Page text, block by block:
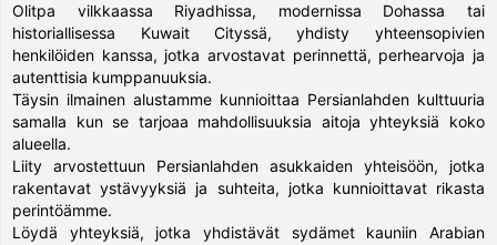
Olitpa vilkkaassa Riyadhissa, modernissa Dohassa tai
historiallisessa Kuwait Cityssä, yhdisty yhteensopivien
henkilöiden kanssa, jotka arvostavat perinnettä, perhearvoja ja
autenttisia kumppanuuksia.
Täysin ilmainen alustamme kunnioittaa Persianlahden kulttuuria
samalla kun se tarjoaa mahdollisuuksia aitoja yhteyksiä koko
alueella.
Liity arvostettuun Persianlahden asukkaiden yhteisöön, jotka
rakentavat ystävyyksiä ja suhteita, jotka kunnioittavat rikasta
perintöämme.
Löydä yhteyksiä, jotka yhdistävät sydämet kauniin Arabian